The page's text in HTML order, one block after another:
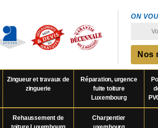
ON
Nos
Zingueur et travaux de
zinguerie
Réparation, urgence
fuite toiture
Luxembourg
Rehaussement de
Charpentier